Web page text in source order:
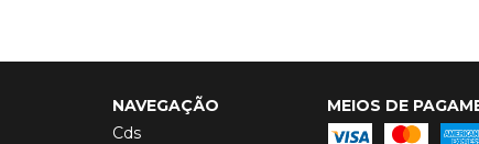
NAVEGAÇÃO
Cds
MEIOS DE